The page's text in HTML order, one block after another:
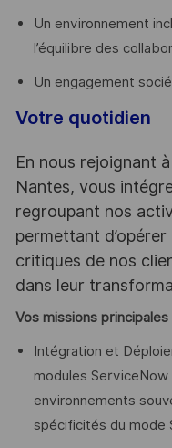
Un environnement
l’équilibre des
Un engagement
Votre quotidien
En nous rejoignant
Nantes, vous
regroupant nos
permettant
critiques de nos
dans leur
Vos missions principales
Intégration et
modules
environnements
spécificités du mode